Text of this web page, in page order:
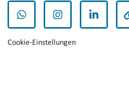
WhatsAppInstagramLinkedIn
Cookie-Einstellungen